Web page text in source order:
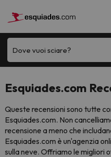
Dove vuoi sciare?
Esquiades.com
Queste recensioni sono tutte
Esquiades.com. Non
recensione a meno che
Esquiades.com è un'agenzia
sulla neve. Offriamo le migliori